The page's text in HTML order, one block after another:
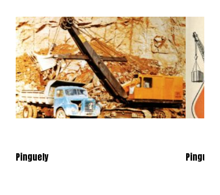
Pinguely Pinguely